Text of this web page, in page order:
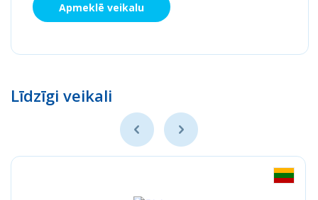
Apmeklē veikalu
Līdzīgi veikali